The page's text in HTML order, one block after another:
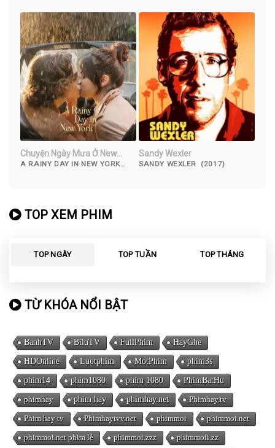
Chuyện Ngày Mưa Ở New
York
A RAINY DAY IN NEW YORK
Sandy Wexler
SANDY WEXLER (2017)
TOP XEM PHIM
TOP NGÀY TOP TUẦN TOP THÁNG
TỪ KHÓA NỔI BẬT
BanhTV BiluTV FullPhim HayGhe
HDOnline Luotphim MotPhim phim3s
phim14 phim1080 phim 1080 PhimBatHu
phimhay phim hay phimhay.net Phimhay.tv
Phim hay tv Phimhaytvv.net phimmoi phimmoi.net
phimmoi.net phim lẻ phimmoi.zzz phimmoii.zz